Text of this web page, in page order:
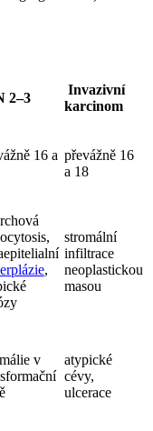
2–3
Invazivní
karcinom
16 a převážně 16
a 18
,
stromální
infiltrace
neoplastickou
masou
v
atypické
cévy,
ulcerace